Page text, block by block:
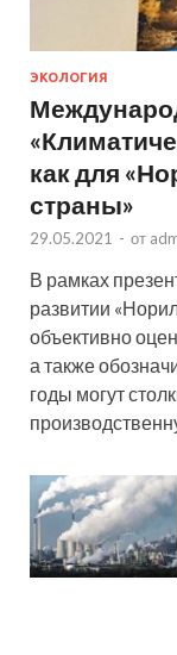
ЭКОЛОГИЯ
как для
страны»
29.05.2021 - от
В рамках
развитии
объективно
а также
годы могут